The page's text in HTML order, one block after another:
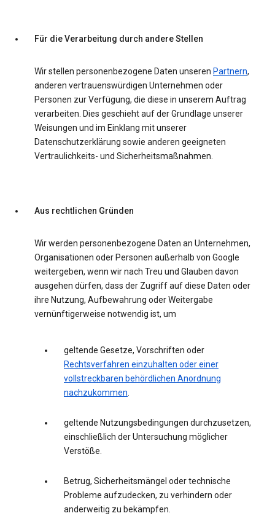
Für die Verarbeitung durch andere Stellen
Wir stellen personenbezogene Daten unseren Partnern,
anderen vertrauenswürdigen Unternehmen oder
Personen zur Verfügung, die diese in unserem Auftrag
verarbeiten. Dies geschieht auf der Grundlage unserer
Weisungen und im Einklang mit unserer
Datenschutzerklärung sowie anderen geeigneten
Vertraulichkeits- und Sicherheitsmaßnahmen.
Aus rechtlichen Gründen
Wir werden personenbezogene Daten an Unternehmen,
Organisationen oder Personen außerhalb von Google
weitergeben, wenn wir nach Treu und Glauben davon
ausgehen dürfen, dass der Zugriff auf diese Daten oder
ihre Nutzung, Aufbewahrung oder Weitergabe
vernünftigerweise notwendig ist, um
geltende Gesetze, Vorschriften oder
Rechtsverfahren einzuhalten oder einer
vollstreckbaren behördlichen Anordnung
nachzukommen.
geltende Nutzungsbedingungen durchzusetzen,
einschließlich der Untersuchung möglicher
Verstöße.
Betrug, Sicherheitsmängel oder technische
Probleme aufzudecken, zu verhindern oder
anderweitig zu bekämpfen.